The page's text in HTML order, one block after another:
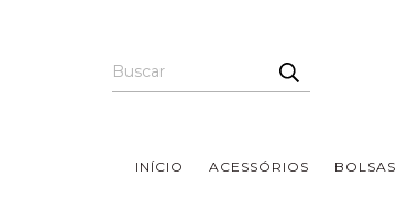
INÍCIO ACESSÓRIOS BOLSAS